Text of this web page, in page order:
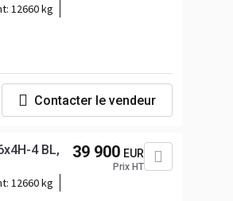
12660 kg
Contacter le vendeur
4 BL,
12660 kg
39 900 EUR
Prix HT